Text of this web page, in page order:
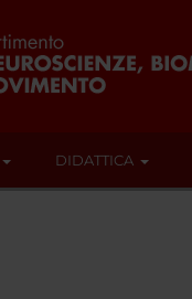
DIDATTICA